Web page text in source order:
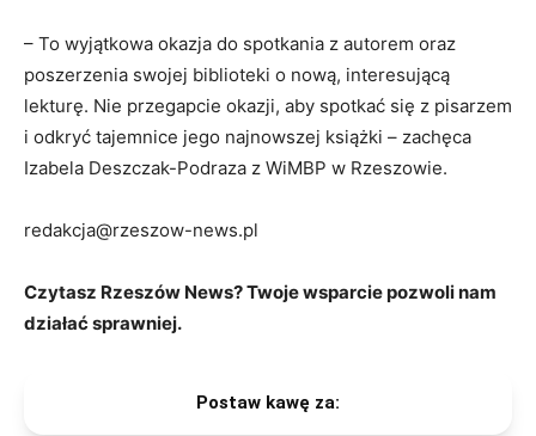
– To wyjątkowa okazja do spotkania z autorem oraz
poszerzenia swojej biblioteki o nową, interesującą
lekturę. Nie przegapcie okazji, aby spotkać się z pisarzem
i odkryć tajemnice jego najnowszej książki – zachęca
Izabela Deszczak-Podraza z WiMBP w Rzeszowie.
redakcja@rzeszow-news.pl
Czytasz Rzeszów News? Twoje wsparcie pozwoli nam
działać sprawniej.
Postaw kawę za: